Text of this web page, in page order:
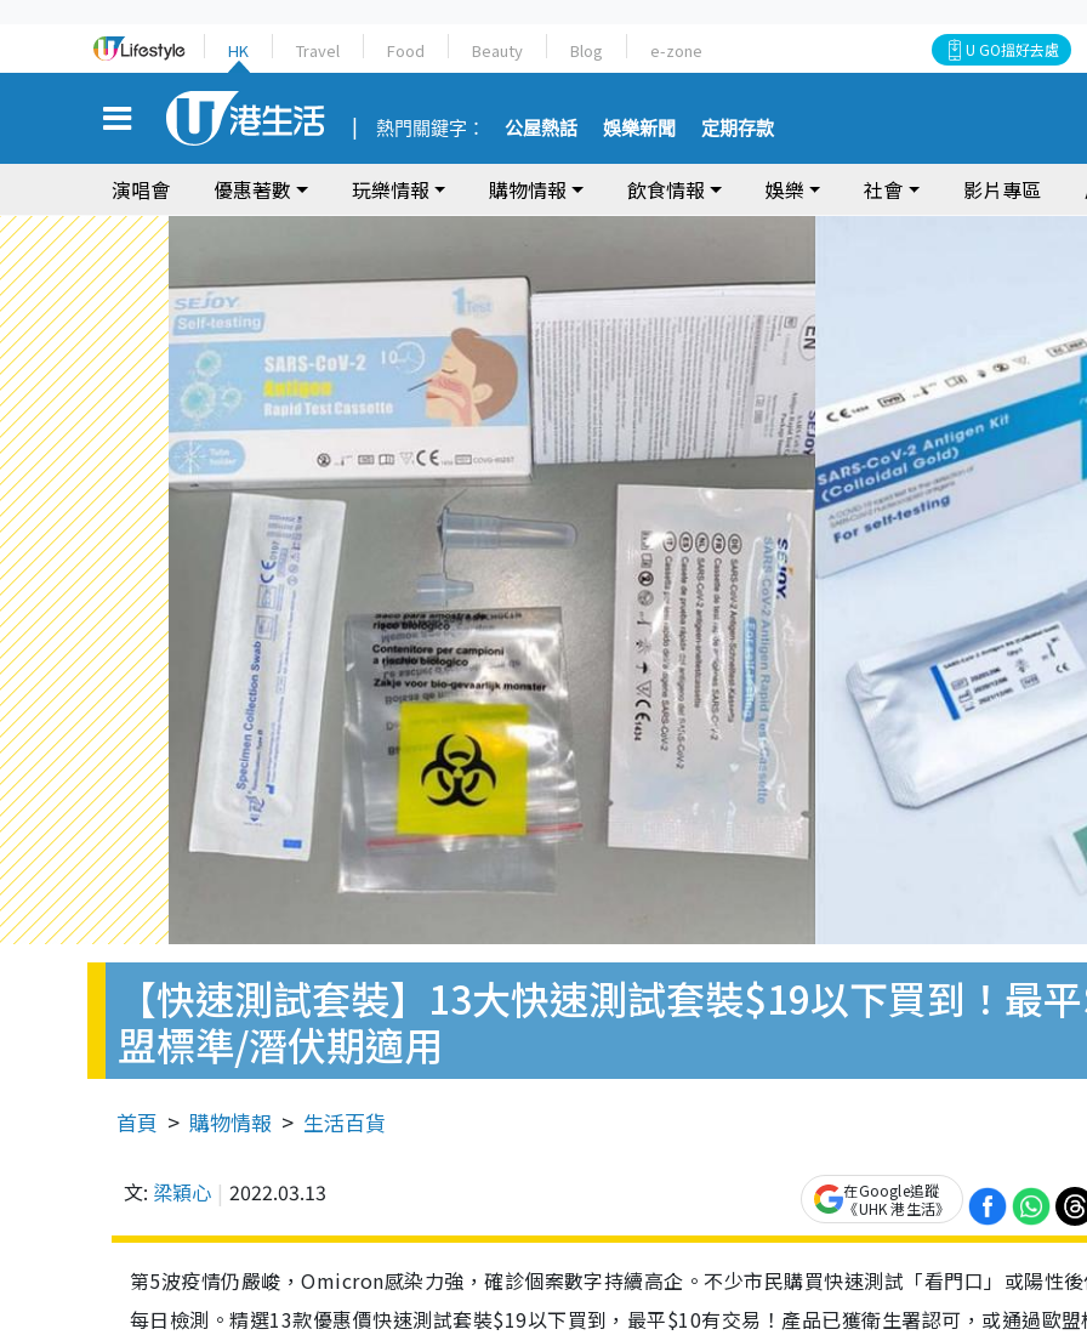
HK Travel Food Beauty Blog e-zone U GO搵好去處
熱門關鍵字： 公屋熱話 娛樂新聞 定期存款
演唱會 優惠著數 玩樂情報 購物情報 飲食情報 娛樂 社會 影片專區
【快速測試套裝】13大快速測試套裝$19以下買到！最
盟標準/潛伏期適用
首頁 購物情報 生活百貨
文: 梁穎心 2022.03.13
在Google追蹤
《UHK 港生活》
第5波疫情仍嚴峻，Omicron感染力強，確診個案數字持續高企。不少市民購買快速測試「看門口」或陽性
每日檢測。精選13款優惠價快速測試套裝$19以下買到，最平$10有交易！產品已獲衛生署認可，或通過歐盟